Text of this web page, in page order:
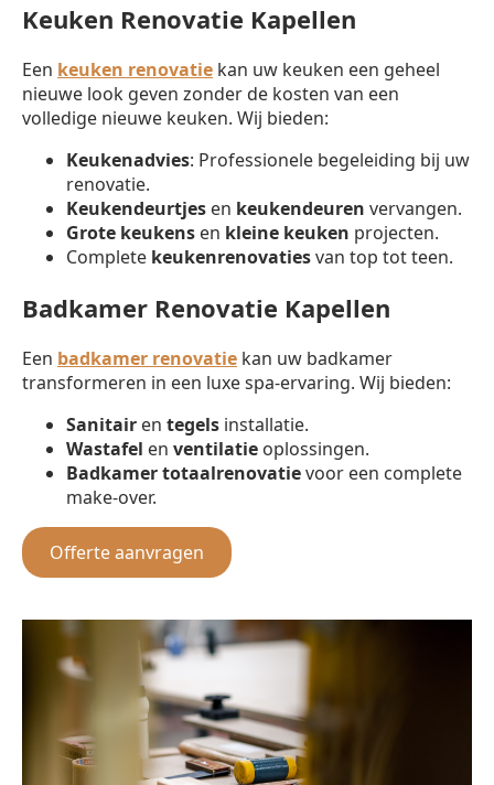
Keuken Renovatie Kapellen
Een keuken renovatie kan uw keuken een geheel
nieuwe look geven zonder de kosten van een
volledige nieuwe keuken. Wij bieden:
Keukenadvies: Professionele begeleiding bij uw
renovatie.
Keukendeurtjes en keukendeuren vervangen.
Grote keukens en kleine keuken projecten.
Complete keukenrenovatiesvan top tot teen.
Badkamer Renovatie Kapellen
Een badkamer renovatie kan uw badkamer
transformeren in een luxe spa-ervaring. Wij bieden:
Sanitair en tegels installatie.
Wastafel en ventilatie oplossingen.
Badkamer totaalrenovatievoor een complete
make-over.
Offerte aanvragen